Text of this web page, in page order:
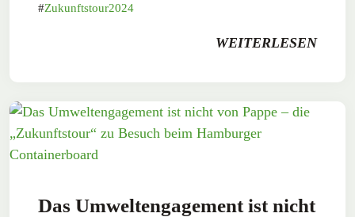
Zukunftstour2024
WEITERLESEN
Das Umweltengagement ist nicht